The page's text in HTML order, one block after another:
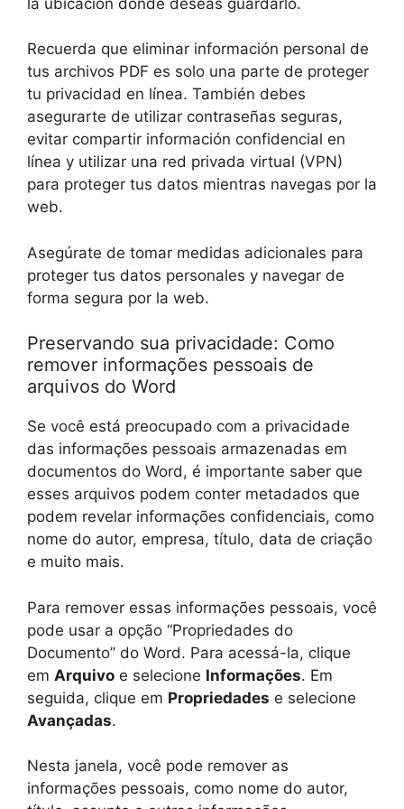
Recuerda que eliminar información personal de
tus archivos PDF es solo una parte de proteger
tu privacidad en línea. También debes
asegurarte de utilizar contraseñas seguras,
evitar compartir información confidencial en
línea y utilizar una red privada virtual (VPN)
para proteger tus datos mientras navegas por la
web.
Asegúrate de tomar medidas adicionales para
proteger tus datos personales y navegar de
forma segura por la web.
Preservando sua privacidade: Como
remover informações pessoais de
arquivos do Word
Se você está preocupado com a privacidade
das informações pessoais armazenadas em
documentos do Word, é importante saber que
esses arquivos podem conter metadados que
podem revelar informações confidenciais, como
nome do autor, empresa, título, data de criação
e muito mais.
Para remover essas informações pessoais, você
pode usar a opção “Propriedades do
Documento” do Word. Para acessá-la, clique
em Arquivo e selecione Informações. Em
seguida, clique em Propriedades e selecione
Avançadas.
Nesta janela, você pode remover as
informações pessoais, como nome do autor,